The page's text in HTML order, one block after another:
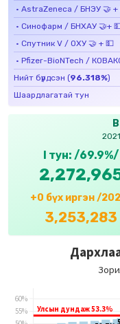
• AstraZeneca / БНЭУ 🤝
• Синофарм / БНХАУ 🤝+
• Спутник V / ОХУ 🤝 + 💵
• Pfizer-BioNTech /
Нийт бүрдсэн (96.318%)
Шаардлагатай тун
I тун: /69.9%/
+0 бүх иргэн /
3,253,283